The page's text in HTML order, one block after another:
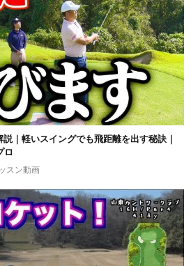
｜軽いスイングでも飛距離を出す秘訣｜
ロ
スン動画